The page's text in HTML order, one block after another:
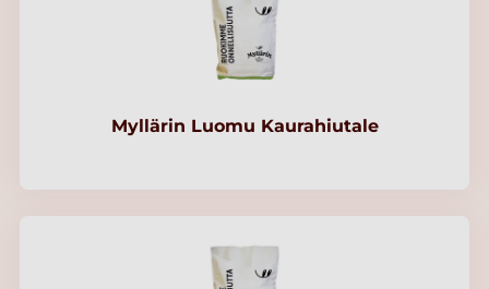
Myllärin Luomu Kaurahiutale